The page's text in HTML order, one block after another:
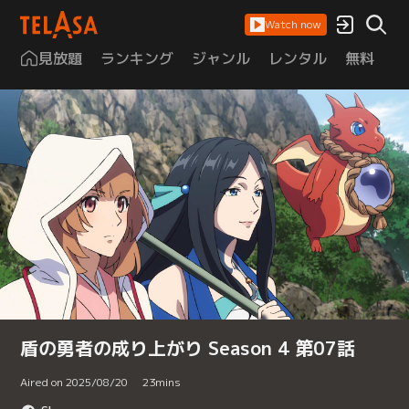
Watch now
見放題 ランキング ジャンル レンタル 無料
盾の勇者の成り上がり Season 4 第07話
Aired on 2025/08/20 23mins